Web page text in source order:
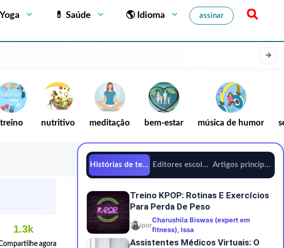
Yoga 💊 Saúde 🌎 Idioma assinar
treino nutritivo meditação bem-estar música de humor
1.3k
agora
Histórias de tendênciasEditores escolhemArtigos principais
Treino KPOP: Rotinas E Exercícios
Para Perda De Peso
por
Charushila Biswas (expert em
fitness), Issa
Assistentes Médicos Virtuais: O